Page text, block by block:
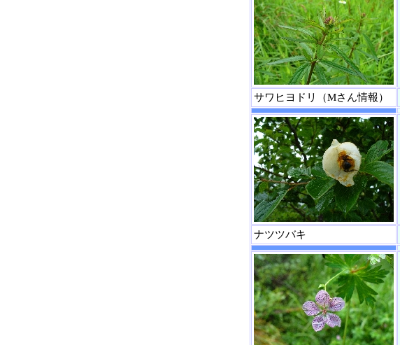
サワヒヨドリ（Mさん情報）
ナツツバキ